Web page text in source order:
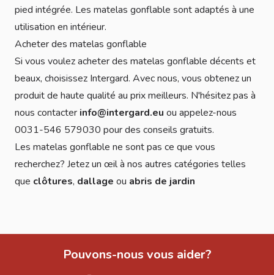
pied intégrée. Les matelas gonflable sont adaptés à une
utilisation en intérieur.
Acheter des matelas gonflable
Si vous voulez acheter des matelas gonflable décents et
beaux, choisissez Intergard. Avec nous, vous obtenez un
produit de haute qualité au prix meilleurs. N'hésitez pas à
nous contacter info@intergard.eu ou appelez-nous
0031-546 579030 pour des conseils gratuits.
Les matelas gonflable ne sont pas ce que vous
recherchez? Jetez un œil à nos autres catégories telles
que clôtures, dallage ou abris de jardin
Pouvons-nous vous aider?